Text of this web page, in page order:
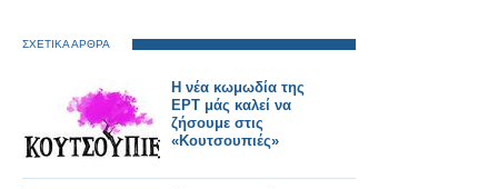
ΣΧΕΤΙΚΑ ΑΡΘΡΑ
Η νέα κωμωδία της
ΕΡΤ μάς καλεί να
ζήσουμε στις
«Κουτσουπιές»